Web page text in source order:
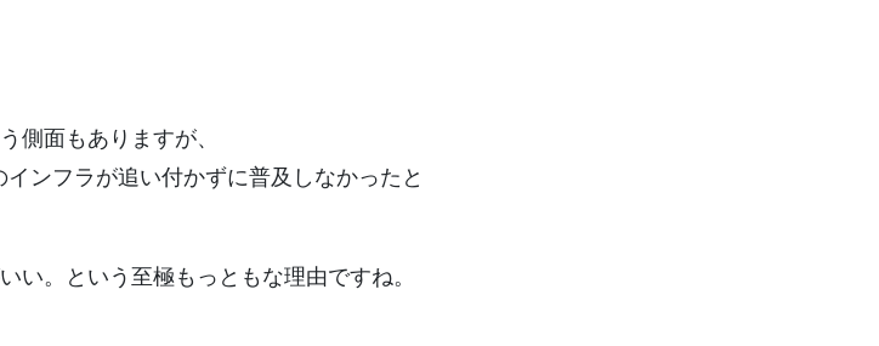
側面もありますが、
ンフラが追い付かずに普及しなかったと
い。という至極もっともな理由ですね。